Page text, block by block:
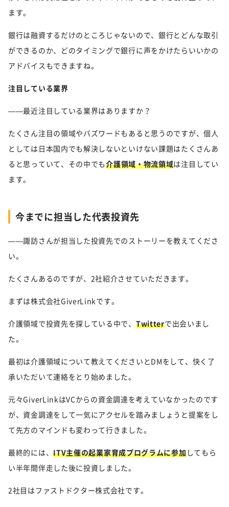
ます。
銀行は融資するだけのところじゃないので、銀行とどんな取引
ができるのか、どのタイミングで銀行に声をかけたらいいかの
アドバイスもできますね。
注目している業界
——最近注目している業界はありますか？
たくさん注目の領域やバズワードもあると思うのですが、個人
としては日本国内でも解決しないといけない課題はたくさんあ
ると思っていて、その中でも介護領域・物流領域は注目してい
ます。
今までに担当した代表投資先
——諏訪さんが担当した投資先でのストーリーを教えてくださ
い。
たくさんあるのですが、2社紹介させていただきます。
まずは株式会社GiverLinkです。
介護領域で投資先を探している中で、 Twitterで出会いまし
た。
最初は介護領域について教えてくださいとDMをして、快く了
承いただいて連絡をとり始めました。
元々GiverLinkはVCからの資金調達を考えていなかったのです
が、資金調達をして一気にアクセルを踏みましょうと提案をし
て先方のマインドも変わって行きました。
最終的には、ITV主催の起業家育成プログラムに参加してもら
い半年間伴走した後に投資しました。
2社目はファストドクター株式会社です。